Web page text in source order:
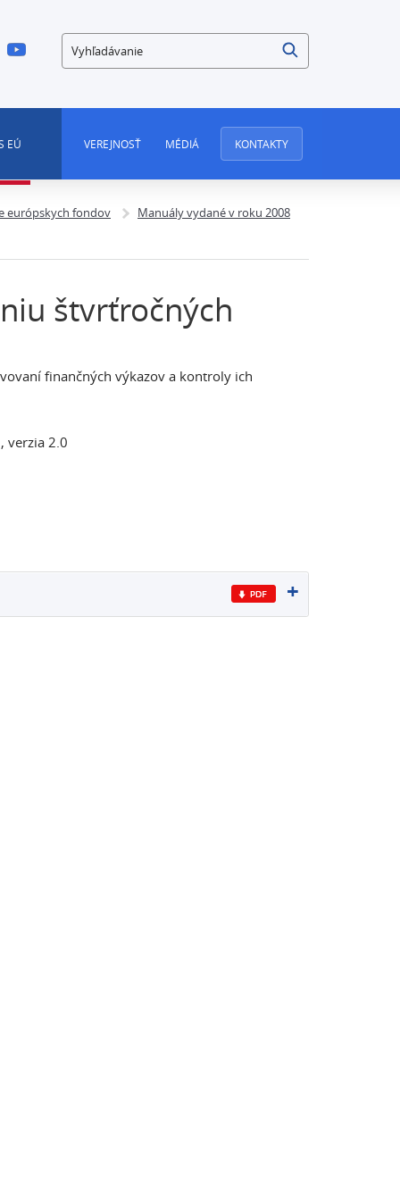
Vyhľadávanie
EÚ VEREJNOSŤ MÉDIÁ KONTAKTY
európskych fondov Manuály vydané v roku 2008
štvrťročných
finančných výkazov a kontroly ich
verzia 2.0